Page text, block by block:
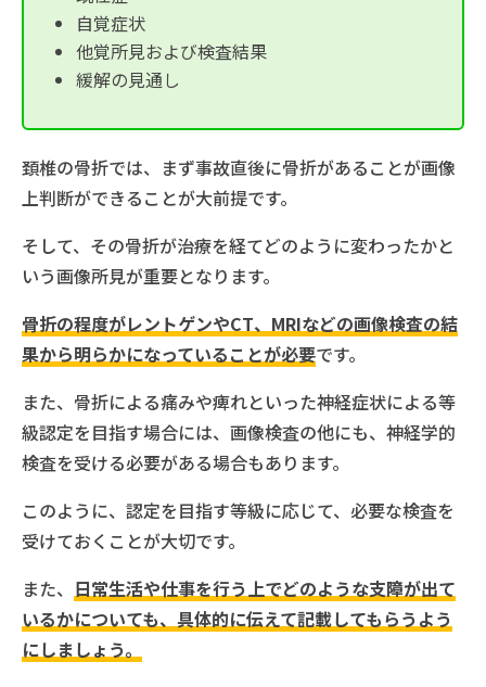
自覚症状
他覚所見および検査結果
緩解の見通し
頚椎の骨折では、まず事故直後に骨折があることが画像
上判断ができることが大前提です。
そして、その骨折が治療を経てどのように変わったかと
いう画像所見が重要となります。
骨折の程度がレントゲンやCT、MRIなどの画像検査の結
果から明らかになっていることが必要です。
また、骨折による痛みや痺れといった神経症状による等
級認定を目指す場合には、画像検査の他にも、神経学的
検査を受ける必要がある場合もあります。
このように、認定を目指す等級に応じて、必要な検査を
受けておくことが大切です。
また、 日常生活や仕事を行う上でどのような支障が出て
いるかについても、具体的に伝えて記載してもらうよう
にしましょう。